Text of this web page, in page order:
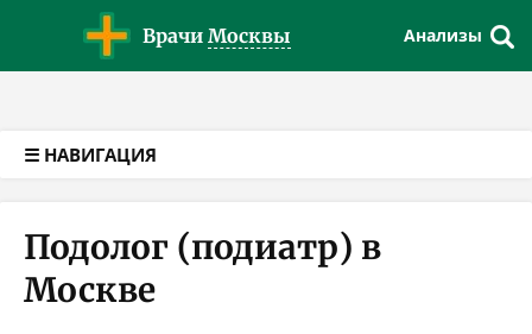
Врачи Москвы Анализы
☰ НАВИГАЦИЯ
Подолог (подиатр) в
Москве